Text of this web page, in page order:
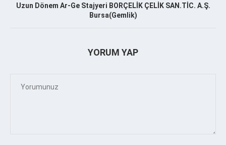
Uzun Dönem Ar-Ge Stajyeri BORÇELİK ÇELİK SAN.TİC. A.Ş.
Bursa(Gemlik)
YORUM YAP